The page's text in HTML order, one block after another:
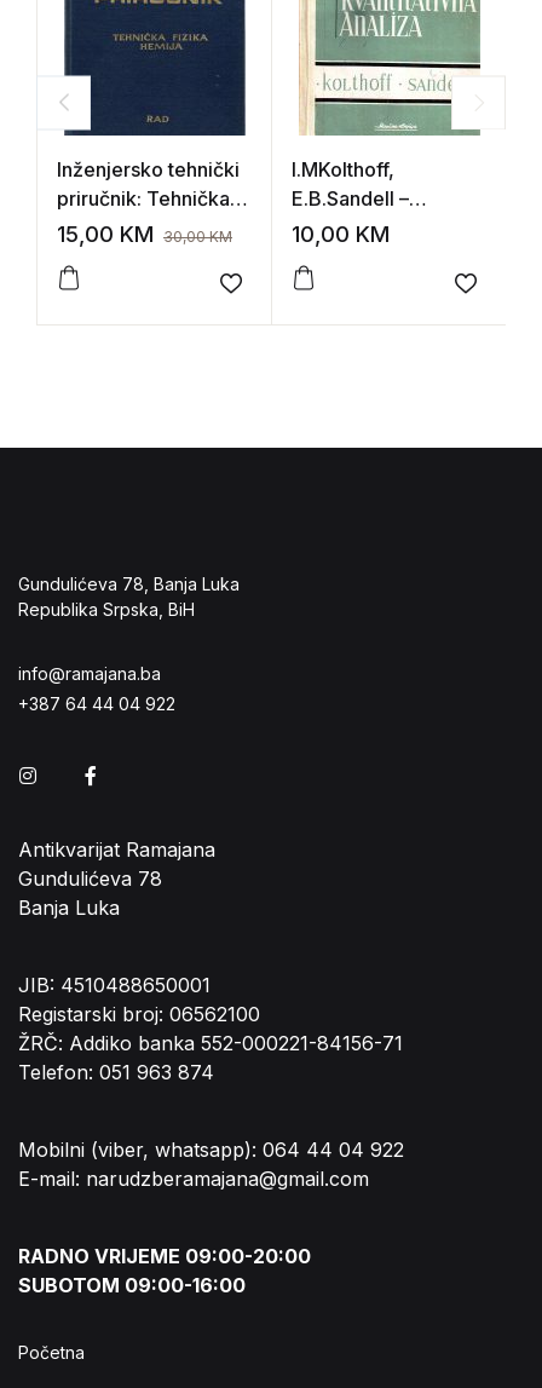
Inženjersko tehnički
priručnik: Tehnička
fizika i Hemija
15,00 KM 30,00KM
Add to wishlist
I.MKolthoff,
E.B.Sandell –
Anorganska
10,00 KM
Add to
Gundulićeva 78, Banja Luka
Republika Srpska, BiH
info@ramajana.ba
+387 64 44 04 922
Instagram
Antikvarijat Ramajana
Gundulićeva 78
Banja Luka
JIB: 4510488650001
Registarski broj: 06562100
ŽRČ: Addiko banka 552-000221-84156-71
Telefon: 051 963 874
Mobilni (viber, whatsapp): 064 44 04 922
E-mail: narudzberamajana@gmail.com
RADNO VRIJEME 09:00-20:00
SUBOTOM 09:00-16:00
Početna